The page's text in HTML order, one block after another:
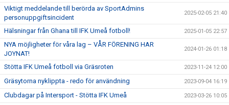
Viktigt meddelande till berörda av SportAdmins
personuppgiftsincident
2025-02-05 21:40
Hälsningar från Ghana till IFK Umeå fotboll! 2025-01-05 22:57
NYA möjligheter för våra lag – VÅR FÖRENING HAR
JOYNAT!
2024-01-26 01:18
Stötta IFK Umeå fotboll via Gräsroten 2023-11-24 12:00
Gräsytorna nyklippta - redo för användning 2023-09-04 16:19
Clubdagar på Intersport - Stötta IFK Umeå 2023-03-26 10:05